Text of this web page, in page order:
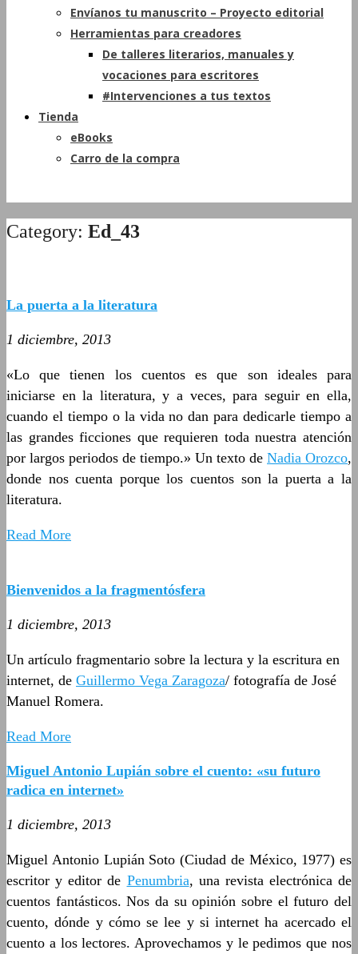
Envíanos tu manuscrito – Proyecto editorial
Herramientas para creadores
De talleres literarios, manuales y
vocaciones para escritores
#Intervenciones a tus textos
Tienda
eBooks
Carro de la compra
Category: Ed_43
La puerta a la literatura
1 diciembre, 2013
«Lo que tienen los cuentos es que son ideales para
iniciarse en la literatura, y a veces, para seguir en ella,
cuando el tiempo o la vida no dan para dedicarle tiempo a
las grandes ficciones que requieren toda nuestra atención
por largos periodos de tiempo.» Un texto de Nadia Orozco,
donde nos cuenta porque los cuentos son la puerta a la
literatura.
Read More
Bienvenidos a la fragmentósfera
1 diciembre, 2013
Un artículo fragmentario sobre la lectura y la escritura en
internet, de Guillermo Vega Zaragoza/ fotografía de José
Manuel Romera.
Read More
Miguel Antonio Lupián sobre el cuento: «su futuro
radica en internet»
1 diciembre, 2013
Miguel Antonio Lupián Soto (Ciudad de México, 1977) es
escritor y editor de Penumbria, una revista electrónica de
cuentos fantásticos. Nos da su opinión sobre el futuro del
cuento, dónde y cómo se lee y si internet ha acercado el
cuento a los lectores. Aprovechamos y le pedimos que nos